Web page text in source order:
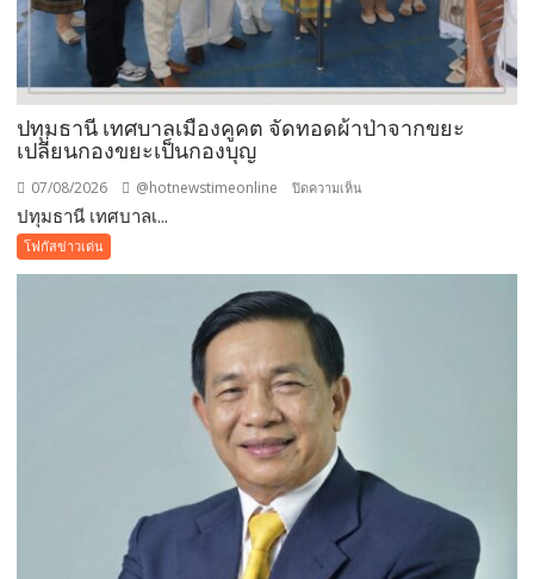
ปทุมธานี เทศบาลเมืองคูคต จัดทอดผ้าป่าจากขยะ
เปลี่ยนกองขยะเป็นกองบุญ
07/08/2026 @hotnewstimeonline ปิดความเห็น
กอง
ขยะ
เป็นก
ปทุมธานี เทศบาลเ...
โฟกัสข่าวเด่น